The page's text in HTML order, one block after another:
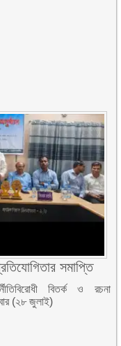
সমাপ্তি
বিতর্ক ও রচনা
(২৮ জুলাই)